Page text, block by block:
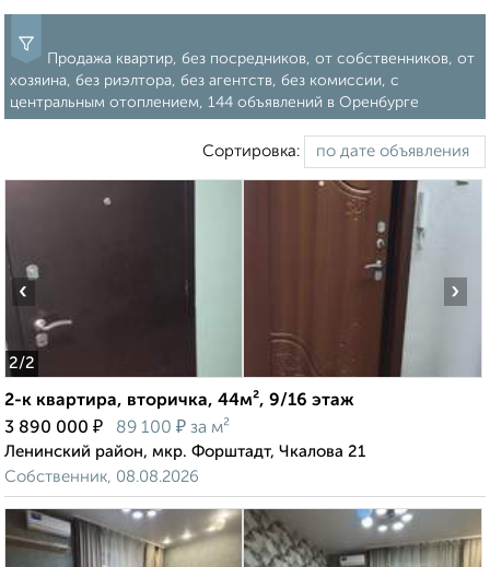
Продажа квартир, без посредников, от собственников, от
хозяина, без риэлтора, без агентств, без комиссии, с
центральным отоплением, 144 объявлений в Оренбурге
Сортировка:
2/2
‹ ›
2-к квартира, вторичка, 44м², 9/16 этаж
3 890 000 ₽ 89 100 ₽ за м²
Ленинский район, мкр. Форштадт, Чкалова 21
Собственник, 08.08.2026